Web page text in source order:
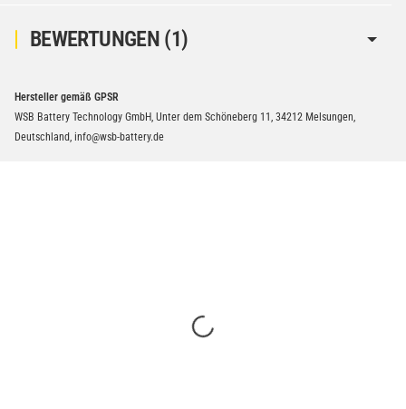
BEWERTUNGEN (1)
Hersteller gemäß GPSR
WSB Battery Technology GmbH, Unter dem Schöneberg 11, 34212 Melsungen,
Deutschland, info@wsb-battery.de